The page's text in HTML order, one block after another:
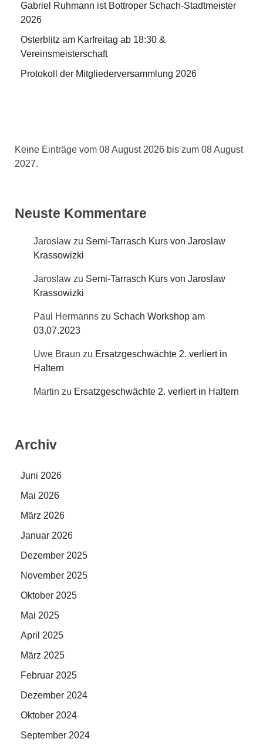
Gabriel Ruhmann ist Bottroper Schach-Stadtmeister
2026
Osterblitz am Karfreitag ab 18:30 &
Vereinsmeisterschaft
Protokoll der Mitgliederversammlung 2026
Keine Einträge vom 08 August 2026 bis zum 08 August
2027.
Neuste Kommentare
Jaroslaw zu Semi-Tarrasch Kurs von Jaroslaw
Krassowizki
Jaroslaw zu Semi-Tarrasch Kurs von Jaroslaw
Krassowizki
Paul Hermanns zu Schach Workshop am
03.07.2023
Uwe Braun zu Ersatzgeschwächte 2. verliert in
Haltern
Martin zu Ersatzgeschwächte 2. verliert in Haltern
Archiv
Juni 2026
Mai 2026
März 2026
Januar 2026
Dezember 2025
November 2025
Oktober 2025
Mai 2025
April 2025
März 2025
Februar 2025
Dezember 2024
Oktober 2024
September 2024